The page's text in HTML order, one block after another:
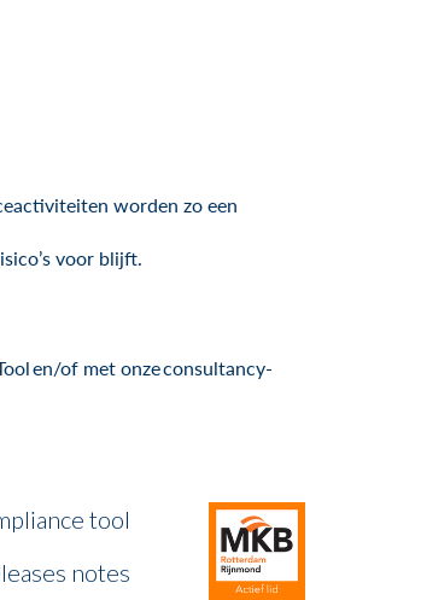
worden zo een
voor blijft.
en/of met onze consultancy-
tool
notes